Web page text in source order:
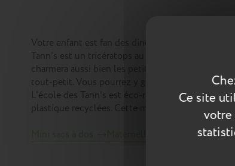
Ce site
votre
Votre enfant est fan des dinosaures ? Notre sac
Tann’s est un tricératops au regard
charmera aussi bien les petites filles que les
tout-petit. Vous pourrez y glisser son change,
L'école des Tann’s est éco-responsable car il
plastique recyclées. Cette matière est aussi